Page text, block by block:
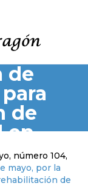
de
de
en
número 104,
mayo, por la
de